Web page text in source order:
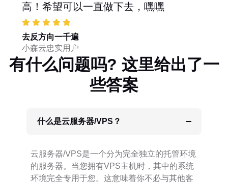
高！希望可以一直做下去，嘿嘿
去反方向一千遍
小森云忠实用户
有什么问题吗? 这里给出了一
些答案
什么是云服务器/VPS？
云服务器/VPS是一个分为完全独立的托管环境
的服务器。当您拥有VPS主机时，其中的系统
环境完全专用于您。这意味着你不必与其他客